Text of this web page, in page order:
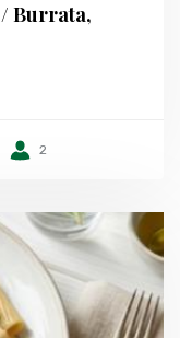
/ Burrata,
2